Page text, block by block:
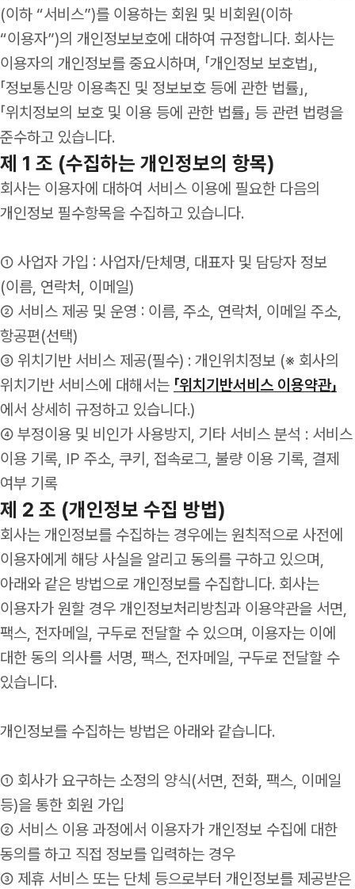
(이하 “서비스”)를 이용하는 회원 및 비회원(이하
“이용자”)의 개인정보보호에 대하여 규정합니다. 회사는
이용자의 개인정보를 중요시하며, 「개인정보 보호법」,
「정보통신망 이용촉진 및 정보보호 등에 관한 법률」,
「위치정보의 보호 및 이용 등에 관한 법률」 등 관련 법령을
준수하고 있습니다.
제 1 조 (수집하는 개인정보의 항목)
회사는 이용자에 대하여 서비스 이용에 필요한 다음의
개인정보 필수항목을 수집하고 있습니다.
① 사업자 가입 : 사업자/단체명, 대표자 및 담당자 정보
(이름, 연락처, 이메일)
② 서비스 제공 및 운영 : 이름, 주소, 연락처, 이메일 주소,
항공편(선택)
③ 위치기반 서비스 제공(필수) : 개인위치정보 (※ 회사의
위치기반 서비스에 대해서는 「위치기반서비스 이용약관」
에서 상세히 규정하고 있습니다.)
④ 부정이용 및 비인가 사용방지, 기타 서비스 분석 : 서비스
이용 기록, IP 주소, 쿠키, 접속로그, 불량 이용 기록, 결제
여부 기록
제 2 조 (개인정보 수집 방법)
회사는 개인정보를 수집하는 경우에는 원칙적으로 사전에
이용자에게 해당 사실을 알리고 동의를 구하고 있으며,
아래와 같은 방법으로 개인정보를 수집합니다. 회사는
이용자가 원할 경우 개인정보처리방침과 이용약관을 서면,
팩스, 전자메일, 구두로 전달할 수 있으며, 이용자는 이에
대한 동의 의사를 서명, 팩스, 전자메일, 구두로 전달할 수
있습니다.
개인정보를 수집하는 방법은 아래와 같습니다.
① 회사가 요구하는 소정의 양식(서면, 전화, 팩스, 이메일
등)을 통한 회원 가입
② 서비스 이용 과정에서 이용자가 개인정보 수집에 대한
동의를 하고 직접 정보를 입력하는 경우
③ 제휴 서비스 또는 단체 등으로부터 개인정보를 제공받은